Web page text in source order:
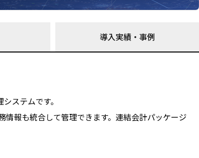
導入実績・事例
ステムです。
報も統合して管理できます。連結会計パッケージ